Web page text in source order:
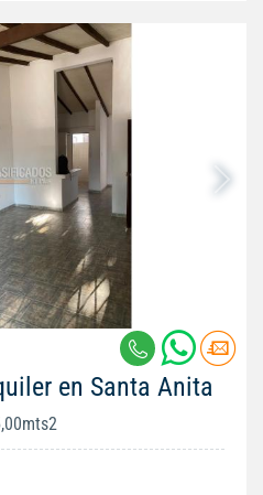
en Santa Anita